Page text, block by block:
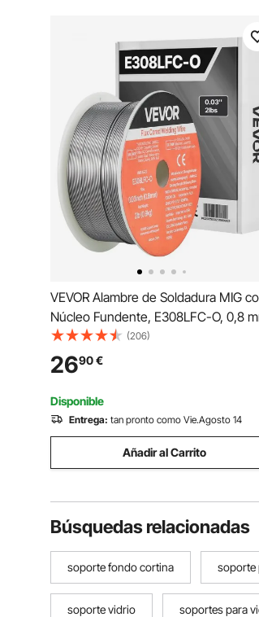
VEVOR Alambre de Soldadura MIG
Núcleo Fundente, E308LFC-O, 0,8
0,9 kg, de Acero Dulce sin Gas, con
Bajas Salpicaduras para Soldadura por
Arco en Cualquier Posición, para Uso
Exteriores
(206)
2690€
Disponible
Entrega: tan pronto como Vie.Agosto 14
Añadir al Carrito
Búsquedas relacionadas
soporte fondo cortina soporte
soporte vidrio soportes para